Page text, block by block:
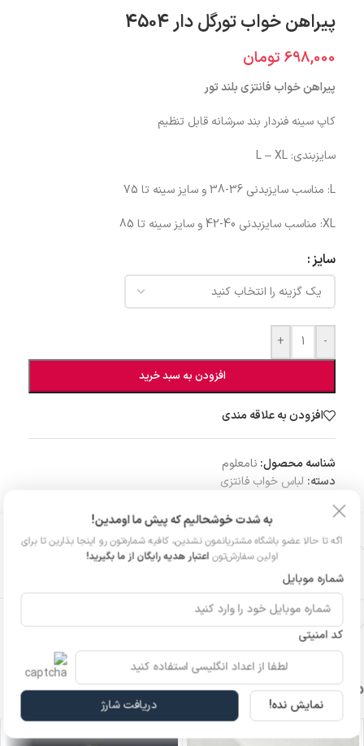
پیراهن خواب تورگل دار 4504
698,000 تومان
پیراهن خواب فانتزی بلند تور
کاپ سینه فنردار بند سرشانه قابل تنظیم
سایزبندی: L – XL
L: مناسب سایزبدنی 36-38 و سایز سینه تا 75
XL: مناسب سایزبدنی 40-42 و سایز سینه تا 85
سایز
-
+
افزودن به سبد خرید
افزودن به علاقه مندی
شناسه محصول: نامعلوم
دسته: لباس خواب فانتزی
توضیحات تکمیلی
سایز
نظرات (0)
محصولات مشابه
به شدت خوشحالیم که پیش ما اومدین!
اگه تا حالا عضو باشگاه مشتریانمون نشدین، کافیه شماره‌تون رو اینجا بذارین تا برای
اولین سفارش‌تون اعتبار هدیه رایگان از ما بگیرید!
شماره موبایل
کد امنیتی
نمایش نده! دریافت شارژ